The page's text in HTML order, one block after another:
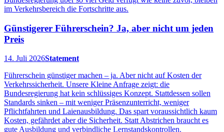
im Verkehrsbereich die Fortschritte aus.
Günstigerer Führerschein? Ja, aber nicht um jeden
Preis
14. Juli 2026Statement
Führerschein günstiger machen – ja. Aber nicht auf Kosten der
Verkehrssicherheit. Unsere Kleine Anfrage zeigt: die
Bundesregierung hat kein schlüssiges Konzept. Stattdessen sollen
Standards sinken – mit weniger Präsenzunterricht, weniger
Pflichtfahrten und Laienausbildung. Das spart voraussichtlich kaum
Kosten, gefährdet aber die Sicherheit. Statt Abstrichen braucht es
gute Ausbildung und verbindliche Lernstandskontrollen.